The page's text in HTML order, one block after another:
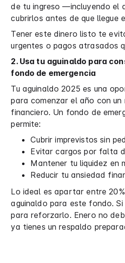
de tu ingreso —incluyendo el
cubrirlos antes de que llegue
Tener este dinero listo te
urgentes o pagos atrasados
2. Usa tu aguinaldo para
fondo de emergencia
Tu aguinaldo 2025 es una
para comenzar el año con un
financiero. Un fondo de
permite:
Cubrir imprevistos sin
Evitar cargos por falta
Mantener tu liquidez en
Reducir tu ansiedad
Lo ideal es apartar entre
aguinaldo para este fondo.
para reforzarlo. Enero no
ya tienes un respaldo